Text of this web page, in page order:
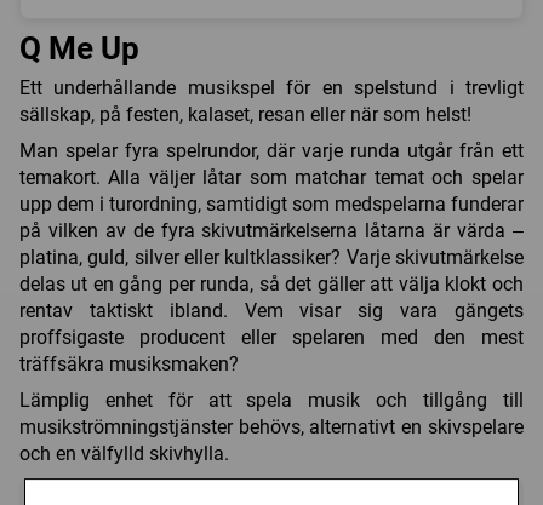
Q Me Up
Ett underhållande musikspel för en spelstund i trevligt
sällskap, på festen, kalaset, resan eller när som helst!
Man spelar fyra spelrundor, där varje runda utgår från ett
temakort. Alla väljer låtar som matchar temat och spelar
upp dem i turordning, samtidigt som medspelarna funderar
på vilken av de fyra skivutmärkelserna låtarna är värda –
platina, guld, silver eller kultklassiker? Varje skivutmärkelse
delas ut en gång per runda, så det gäller att välja klokt och
rentav taktiskt ibland. Vem visar sig vara gängets
proffsigaste producent eller spelaren med den mest
träffsäkra musiksmaken?
Lämplig enhet för att spela musik och tillgång till
musikströmningstjänster behövs, alternativt en skivspelare
och en välfylld skivhylla.